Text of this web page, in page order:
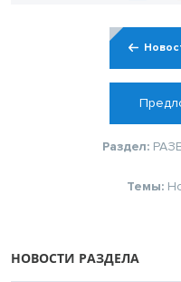
Раздел:
Темы:
НОВОСТИ РАЗДЕЛА